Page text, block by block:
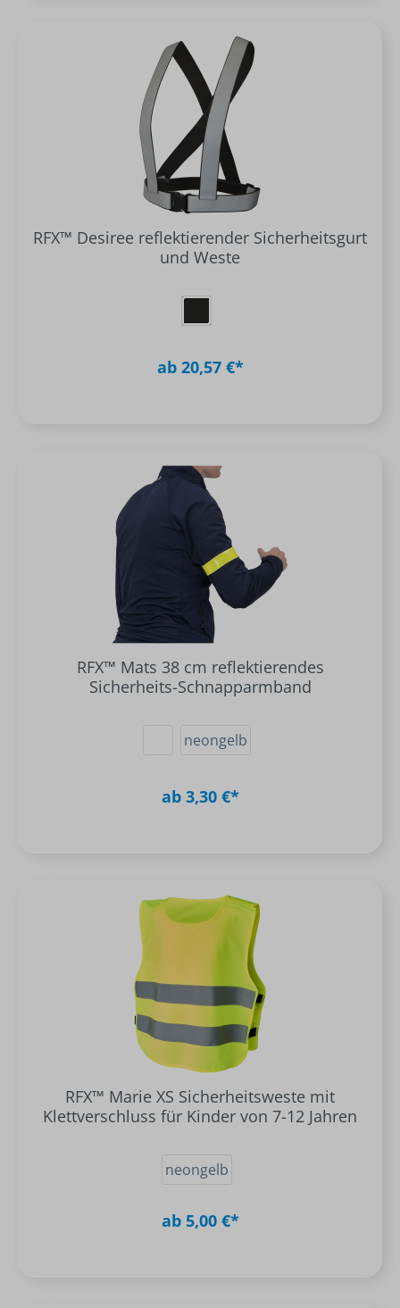
RFX™ Desiree reflektierender Sicherheitsgurt
und Weste
ab 20,57 €*
RFX™ Mats 38 cm reflektierendes
Sicherheits-Schnapparmband
neongelb
ab 3,30 €*
RFX™ Marie XS Sicherheitsweste mit
Klettverschluss für Kinder von 7-12 Jahren
neongelb
ab 5,00 €*